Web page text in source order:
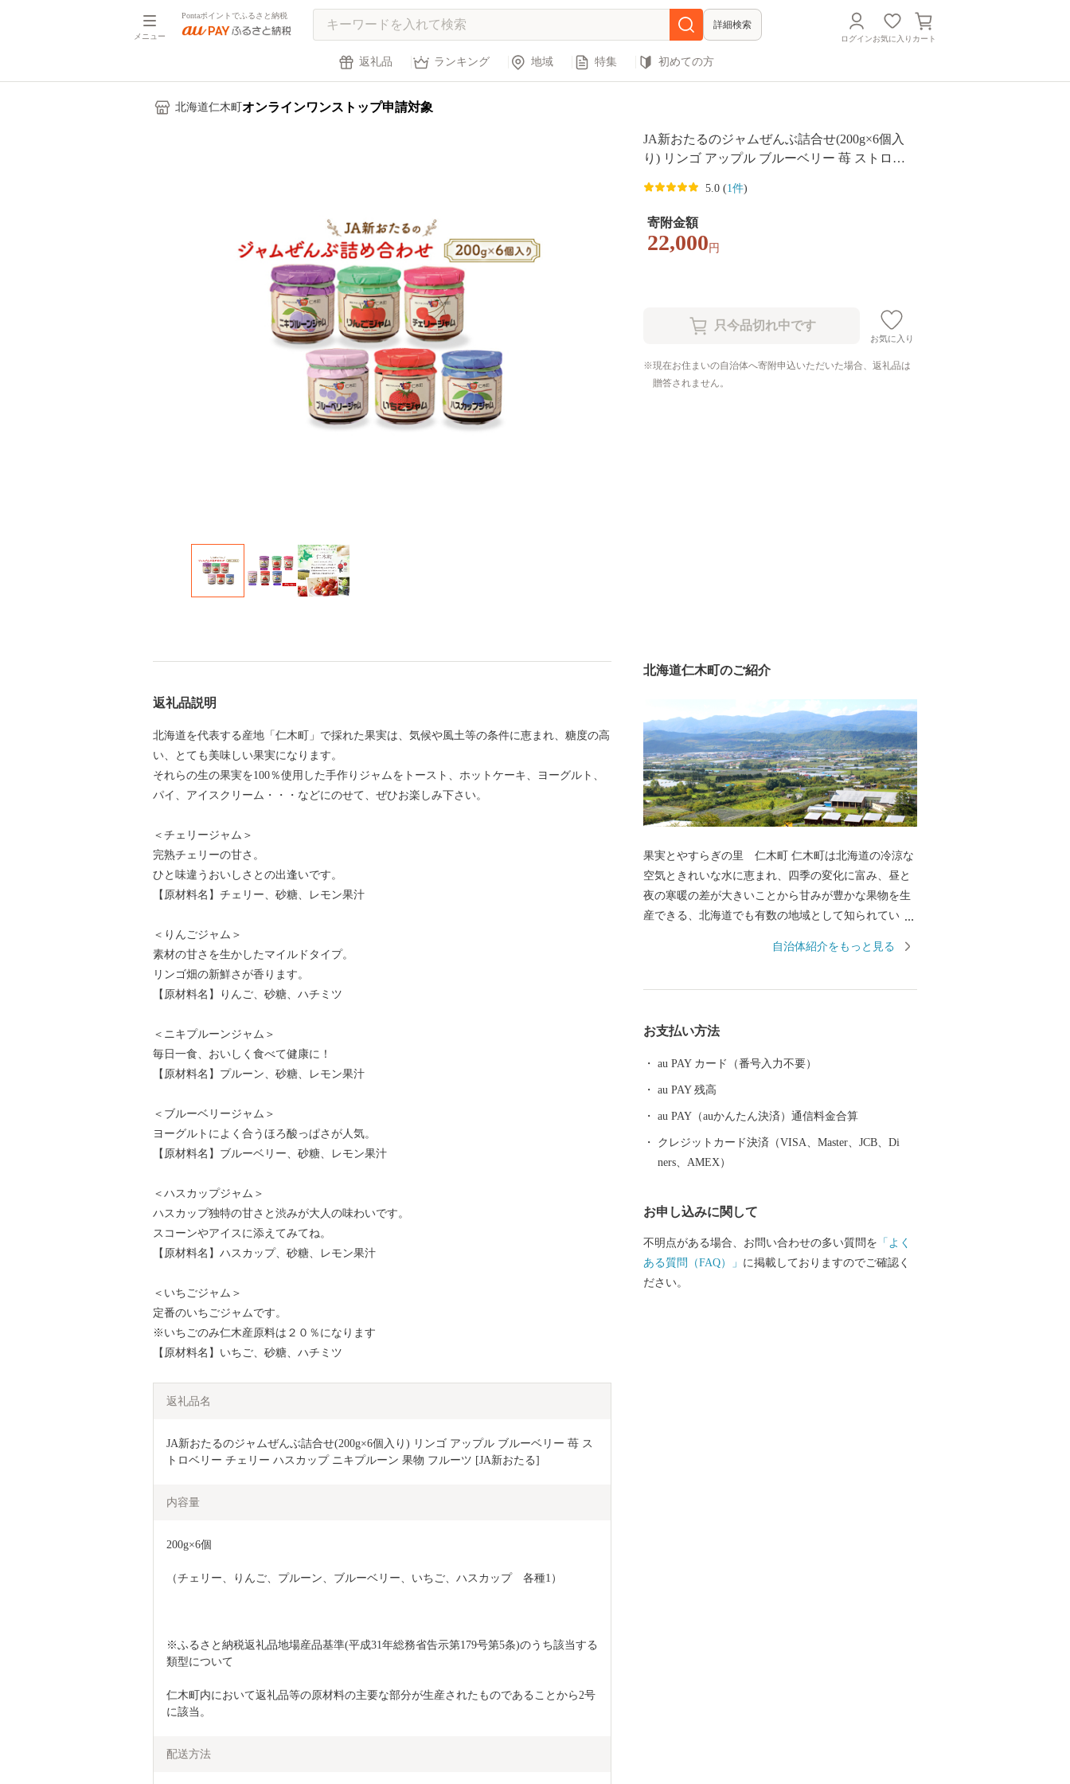
メニュー
Pontaポイントでふるさと納税
詳細検索
ログインお気に入り カート
返礼品 ランキング 地域 特集 初めての方
北海道仁木町 オンラインワンストップ申請対象
JA新おたるのジャムぜんぶ詰合せ(200g×6個入
り) リンゴ アップル ブルーベリー 苺 ストロベ
ルーツ [JA新おたる]
5.0 (1件)
寄附金額
22,000 円
お気に入り
現在お住まいの自治体へ寄附申込いただいた場合、返礼品は
贈答されません。
返礼品説明
北海道を代表する産地「仁木町」で採れた果実は、気候や風土等の条件に恵まれ、糖度の高
い、とても美味しい果実になります。
それらの生の果実を100％使用した手作りジャムをトースト、ホットケーキ、ヨーグルト、
パイ、アイスクリーム・・・などにのせて、ぜひお楽しみ下さい。
＜チェリージャム＞
完熟チェリーの甘さ。
ひと味違うおいしさとの出逢いです。
【原材料名】チェリー、砂糖、レモン果汁
＜りんごジャム＞
素材の甘さを生かしたマイルドタイプ。
リンゴ畑の新鮮さが香ります。
【原材料名】りんご、砂糖、ハチミツ
＜ニキプルーンジャム＞
毎日一食、おいしく食べて健康に！
【原材料名】プルーン、砂糖、レモン果汁
＜ブルーベリージャム＞
ヨーグルトによく合うほろ酸っぱさが人気。
【原材料名】ブルーベリー、砂糖、レモン果汁
＜ハスカップジャム＞
ハスカップ独特の甘さと渋みが大人の味わいです。
スコーンやアイスに添えてみてね。
【原材料名】ハスカップ、砂糖、レモン果汁
＜いちごジャム＞
定番のいちごジャムです。
※いちごのみ仁木産原料は２０％になります
【原材料名】いちご、砂糖、ハチミツ
返礼品名
JA新おたるのジャムぜんぶ詰合せ(200g×6個入り) リンゴ アップル ブルーベリー 苺 ス
トロベリー チェリー ハスカップ ニキプルーン 果物 フルーツ [JA新おたる]
内容量
200g×6個
（チェリー、りんご、プルーン、ブルーベリー、いちご、ハスカップ　各種1）
※ふるさと納税返礼品地場産品基準(平成31年総務省告示第179号第5条)のうち該当する
類型について
仁木町内において返礼品等の原材料の主要な部分が生産されたものであることから2号
に該当。
配送方法
北海道仁木町のご紹介
果実とやすらぎの里 仁木町 仁木町は北海道の冷涼な
空気ときれいな水に恵まれ、四季の変化に富み、昼と
夜の寒暖の差が大きいことから甘みが豊かな果物を生
産できる、北海道でも有数の地域として知られていま
はぶどうやプルーン、リンゴなど、一年を通して様々
めぴりかや、ななつぼしなどの北海道米の代表的な品
種も栽培しています。近年では、優れた果樹や野菜を
え、仁木町産のぶどうを醸造したワイン造りも進めら
れており、２０１９年には新規ワイナリーのオープン
も控え、仁木町は道内外から注目を集めています。
自治体紹介をもっと見る
お支払い方法
au PAY カード（番号入力不要）
au PAY 残高
au PAY（auかんたん決済）通信料金合算
クレジットカード決済（VISA、Master、JCB、Di
ners、AMEX）
お申し込みに関して
不明点がある場合、お問い合わせの多い質問を 「よく
ある質問（FAQ）」 に掲載しておりますのでご確認く
ださい。